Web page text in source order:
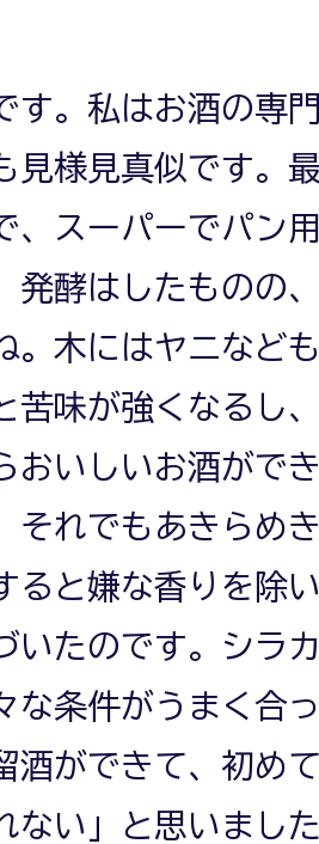
す。私はお酒の専
見様見真似です。
、スーパーでパン
発酵はしたものの
。木にはヤニなど
苦味が強くなるし
おいしいお酒がで
それでもあきらめ
ると嫌な香りを除
いたのです。シラ
な条件がうまく合
酒ができて、初め
ない」と思いまし